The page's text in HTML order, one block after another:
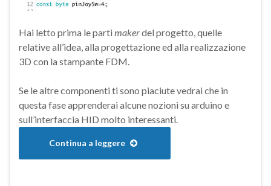
Hai letto prima le parti makerdel progetto, quelle
relative all’idea, alla progettazione ed alla realizzazione
3D con la stampante FDM.
Se le altre componenti ti sono piaciute vedrai che in
questa fase apprenderai alcune nozioni su arduino e
sull’interfaccia HID molto interessanti.
Continua a leggere